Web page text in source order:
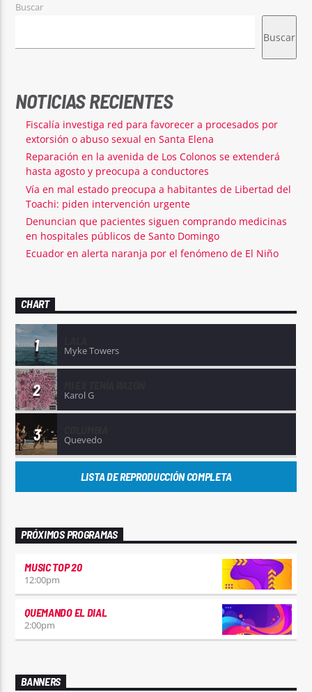
Buscar
Buscar
NOTICIAS RECIENTES
Fiscalía investiga red para favorecer a procesados por
extorsión o abuso sexual en Santa Elena
Reparación en la avenida de Los Colonos se extenderá
hasta agosto y preocupa a conductores
Vía en mal estado preocupa a habitantes de Libertad del
Toachi: piden intervención urgente
Denuncian que pacientes siguen comprando medicinas
en hospitales públicos de Santo Domingo
Ecuador en alerta naranja por el fenómeno de El Niño
CHART
1 Myke Towers
2 Karol G
3 Quevedo
LISTA DE REPRODUCCIÓN COMPLETA
PRÓXIMOS PROGRAMAS
MUSIC TOP 20
12:00pm
QUEMANDO EL DIAL
2:00pm
BANNERS